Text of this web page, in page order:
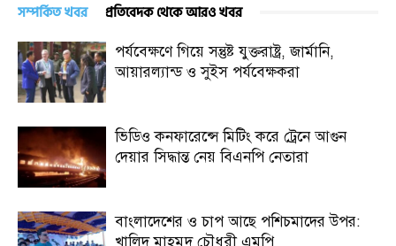
সম্পর্কিত খবর প্রতিবেদক থেকে আরও খবর
পর্যবেক্ষণে গিয়ে সন্তুষ্ট যুক্তরাষ্ট্র, জার্মানি,
আয়ারল্যান্ড ও সুইস পর্যবেক্ষকরা
ভিডিও কনফারেন্সে মিটিং করে ট্রেনে আগুন
দেয়ার সিদ্ধান্ত নেয় বিএনপি নেতারা
বাংলাদেশের ও চাপ আছে পশিচমাদের উপর:
খালিদ মাহমুদ চৌধুরী এমপি